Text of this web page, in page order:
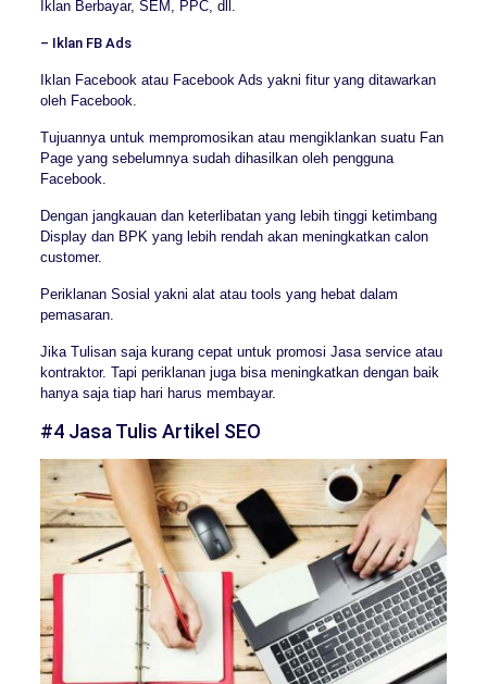
Iklan Berbayar, SEM, PPC, dll.
– Iklan FB Ads
Iklan Facebook atau Facebook Ads yakni fitur yang ditawarkan
oleh Facebook.
Tujuannya untuk mempromosikan atau mengiklankan suatu Fan
Page yang sebelumnya sudah dihasilkan oleh pengguna
Facebook.
Dengan jangkauan dan keterlibatan yang lebih tinggi ketimbang
Display dan BPK yang lebih rendah akan meningkatkan calon
customer.
Periklanan Sosial yakni alat atau tools yang hebat dalam
pemasaran.
Jika Tulisan saja kurang cepat untuk promosi Jasa service atau
kontraktor. Tapi periklanan juga bisa meningkatkan dengan baik
hanya saja tiap hari harus membayar.
#4 Jasa Tulis Artikel SEO